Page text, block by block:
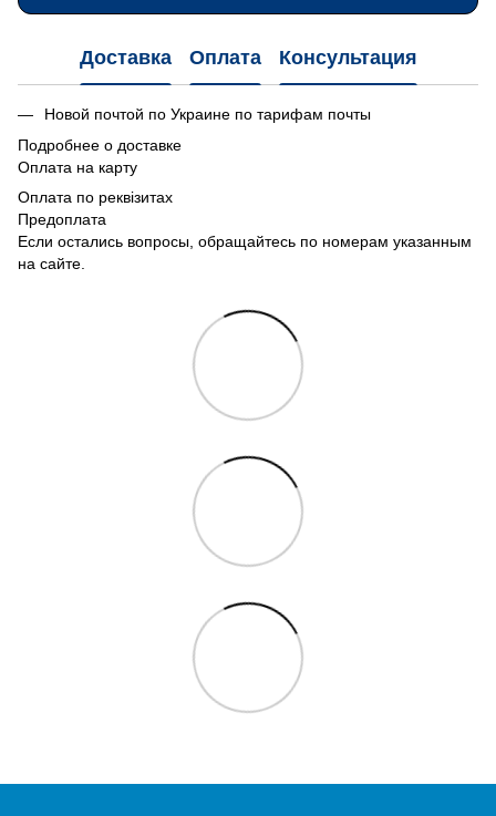
Доставка Оплата Консультация
Новой почтой по Украине по тарифам почты
Подробнее о доставке
Оплата на карту
Оплата по реквізитах
Предоплата
Если остались вопросы, обращайтесь по номерам указанным
на сайте.